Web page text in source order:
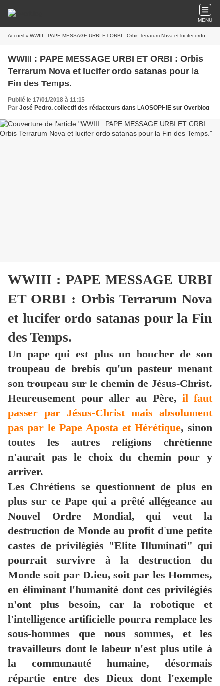
MENU
Accueil » WWIII : PAPE MESSAGE URBI ET ORBI : Orbis Terrarum Nova et lucifer ordo satanas pour la Fin des Temps.
WWIII : PAPE MESSAGE URBI ET ORBI : Orbis
Terrarum Nova et lucifer ordo satanas pour la
Fin des Temps.
Publié le 17/01/2018 à 11:15
Par José Pedro, collectif des rédacteurs dans LAOSOPHIE sur Overblog
WWIII : PAPE MESSAGE URBI
ET ORBI : Orbis Terrarum Nova
et lucifer ordo satanas pour la Fin
des Temps.
Un pape qui est plus un boucher de son
troupeau de brebis qu'un pasteur menant
son troupeau sur le chemin de Jésus-Christ.
Heureusement pour aller au Père,il faut
passer par Jésus-Christ mais absolument
pas par le Pape Aposta et Hérétique, sinon
toutes les autres religions chrétienne
n'aurait pas le choix du chemin pour y
arriver.
Les Chrétiens se questionnent de plus en
plus sur ce Pape qui a prêté allégeance au
Nouvel Ordre Mondial, qui veut la
destruction de Monde au profit d'une petite
castes de privilégiés "Elite Illuminati" qui
pourrait survivre à la destruction du
Monde soit par D.ieu, soit par les Hommes,
en éliminant l'humanité dont ces privilégiés
n'ont plus besoin, car la robotique et
l'intelligence artificielle pourra remplace les
sous-hommes que nous sommes, et les
travailleurs dont le labeur n'est plus utile à
la communauté humaine, désormais
répartie entre des Dieux dont l'exemple